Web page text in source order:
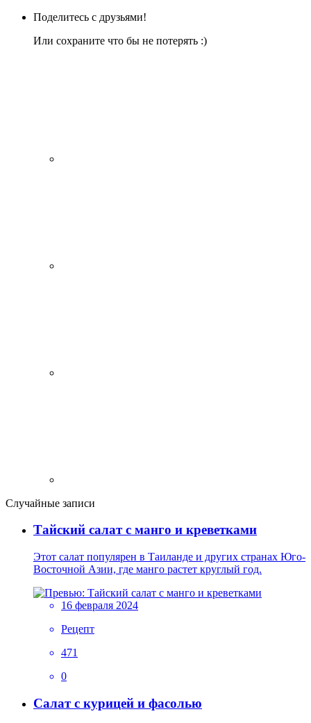
Поделитесь с друзьями!
Или сохраните что бы не потерять :)
Случайные записи
Тайский салат с манго и креветками
Этот салат популярен в Таиланде и других странах Юго-
Восточной Азии, где манго растет круглый год.
16 февраля 2024
Рецепт
471
0
Салат с курицей и фасолью